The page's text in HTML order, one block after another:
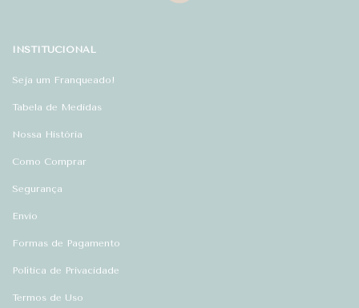
INSTITUCIONAL
Seja um Franqueado!
Tabela de Medidas
Nossa História
Como Comprar
Segurança
Envio
Formas de Pagamento
Política de Privacidade
Termos de Uso